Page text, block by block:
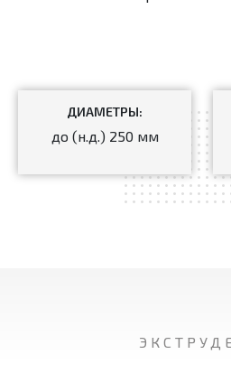
ДИАМЕТРЫ:
до (н.д.) 250 мм